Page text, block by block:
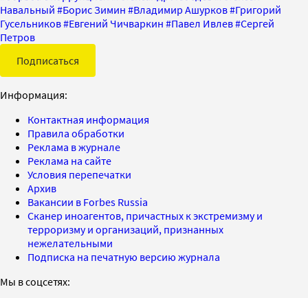
Навальный #Борис Зимин #Владимир Ашурков#Григорий
Гусельников#Евгений Чичваркин #Павел Ивлев#Сергей
Петров
Подписаться
Информация:
Контактная информация
Правила обработки
Реклама в журнале
Реклама на сайте
Условия перепечатки
Архив
Вакансии в Forbes Russia
Сканер иноагентов, причастных к экстремизму и
терроризму и организаций, признанных
нежелательными
Подписка на печатную версию журнала
Мы в соцсетях: